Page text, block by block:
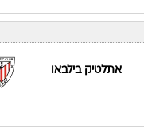
אתלטיק בילבאו